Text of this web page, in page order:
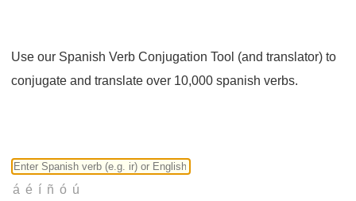
Use our Spanish Verb Conjugation Tool (and translator) to
conjugate and translate over 10,000 spanish verbs.